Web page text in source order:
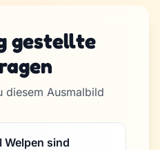
gestellte
diesem Ausmalbild
Welpen sind